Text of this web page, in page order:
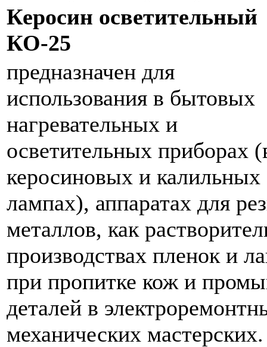
Керосин осветительный
КО-25
предназначен для
использования в бытовых
нагревательных и
осветительных приборах
керосиновых и калильных
лампах), аппаратах для
металлов, как
производствах пленок и
при пропитке кож и
деталей в
механических мастерских.